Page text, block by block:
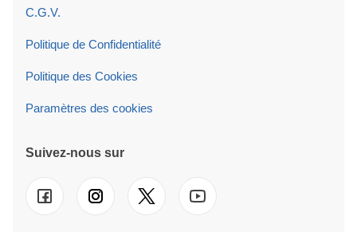
C.G.V.
Politique de Confidentialité
Politique des Cookies
Paramètres des cookies
Suivez-nous sur